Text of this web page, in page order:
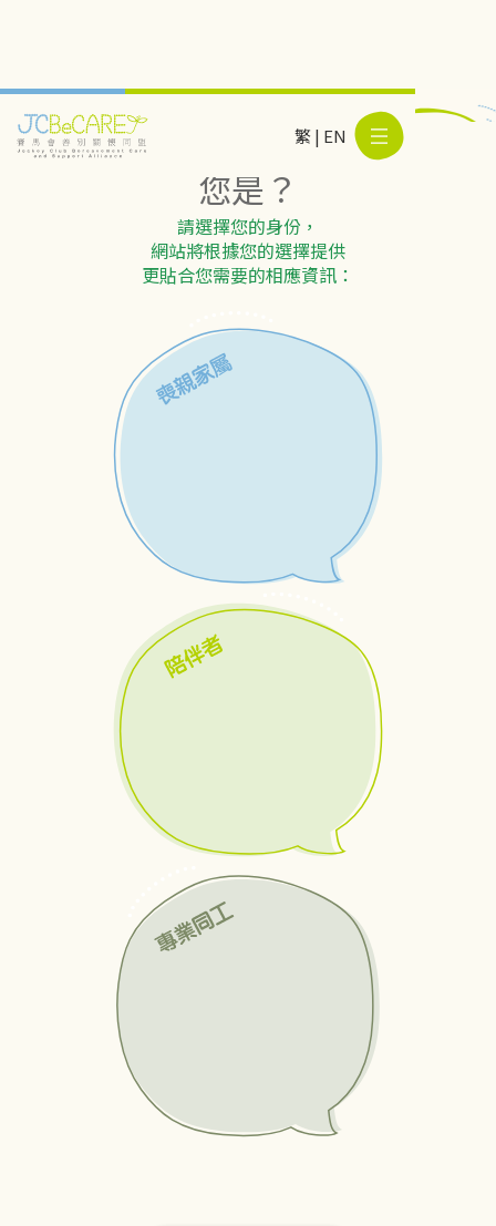
繁| EN
Slide 2 of 3.
您是？
請選擇您的身份，
網站將根據您的選擇提供
更貼合您需要的相應資訊：